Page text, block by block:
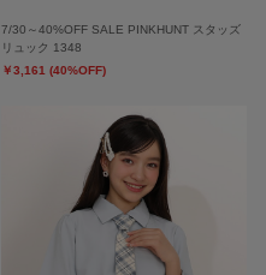
7/30～40%OFF SALE PINKHUNT スタッズ
リュック 1348
￥3,161 (40%OFF)